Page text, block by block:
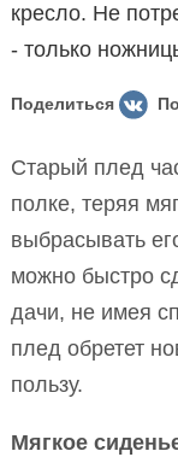
кресло. Не
- только
Поделиться
Старый плед
полке, теряя
выбрасывать
можно быстро
дачи, не имея
плед обретет
пользу.
Мягкое